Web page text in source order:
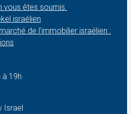
vous êtes soumis.
israélien
de l’immobilier israélien :
à 19h
Israel